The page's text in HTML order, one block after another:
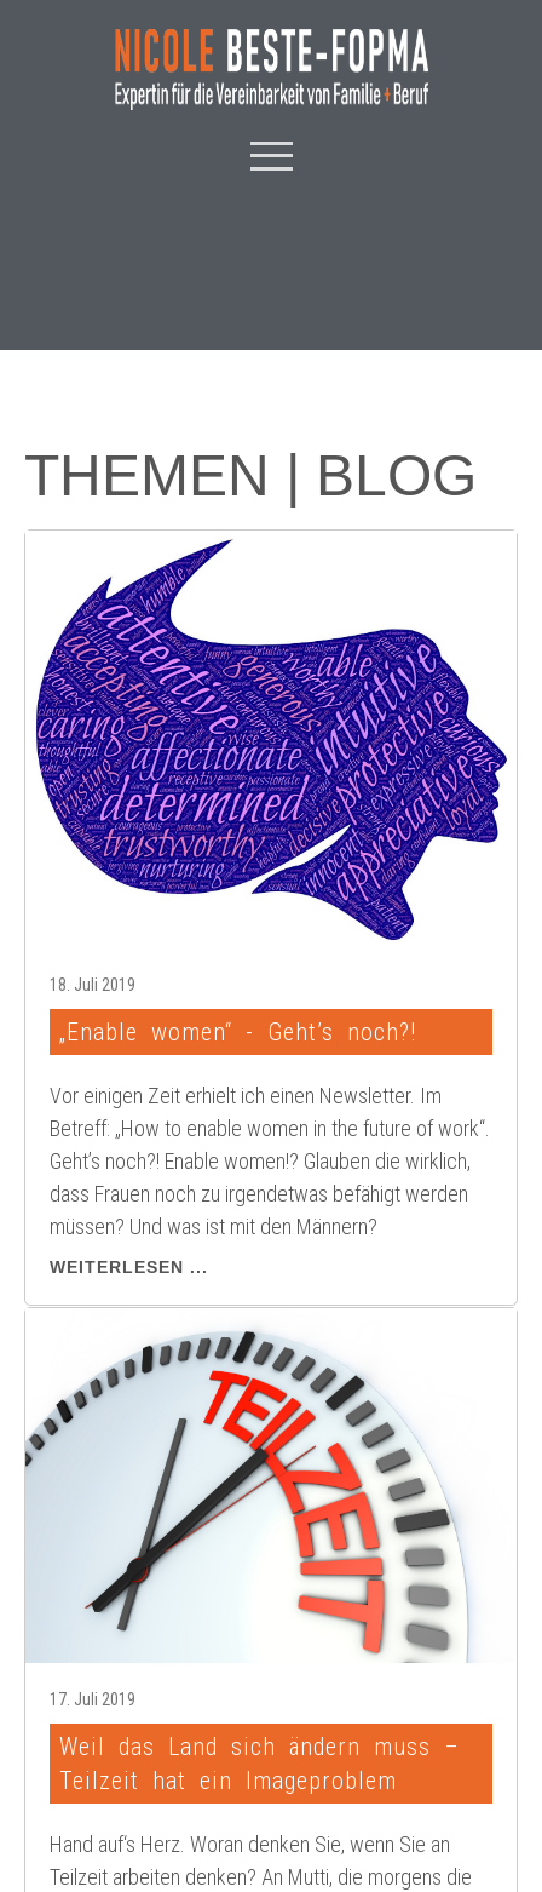
THEMEN | BLOG
18. Juli 2019
„Enable women“ - Geht’s noch?!
Vor einigen Zeit erhielt ich einen Newsletter. Im
Betreff: „How to enable women in the future of work“.
Geht’s noch?! Enable women!? Glauben die wirklich,
dass Frauen noch zu irgendetwas befähigt werden
müssen? Und was ist mit den Männern?
WEITERLESEN ...
17. Juli 2019
Weil das Land sich ändern muss –
Teilzeit hat ein Imageproblem
Hand auf‘s Herz. Woran denken Sie, wenn Sie an
Teilzeit arbeiten denken? An Mutti, die morgens die